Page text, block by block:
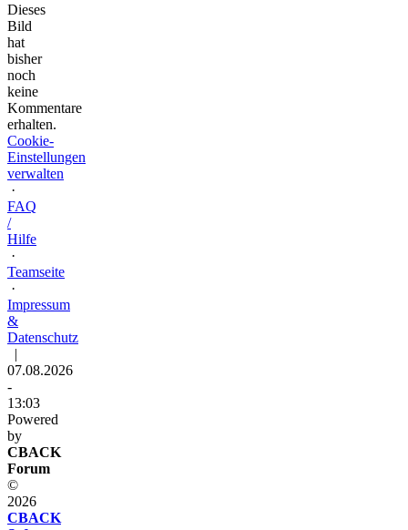
Dieses
Bild
hat
bisher
noch
keine
Kommentare
erhalten.
Cookie-
Einstellungen
verwalten
·
FAQ
/
Hilfe
·
Teamseite
·
Impressum
&
Datenschutz
|
07.08.2026
-
13:03
Powered
by
CBACK
Forum
©
2026
CBACK